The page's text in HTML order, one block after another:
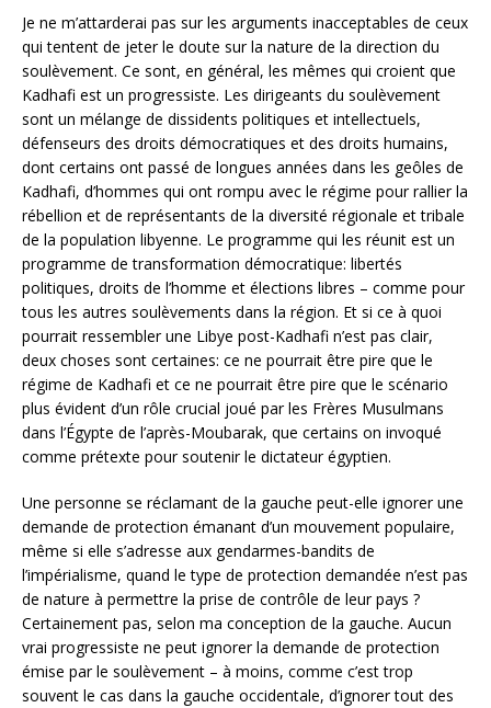
Je ne m’attarderai pas sur les arguments inacceptables de ceux
qui tentent de jeter le doute sur la nature de la direction du
soulèvement. Ce sont, en général, les mêmes qui croient que
Kadhafi est un progressiste. Les dirigeants du soulèvement
sont un mélange de dissidents politiques et intellectuels,
défenseurs des droits démocratiques et des droits humains,
dont certains ont passé de longues années dans les geôles de
Kadhafi, d’hommes qui ont rompu avec le régime pour rallier la
rébellion et de représentants de la diversité régionale et tribale
de la population libyenne. Le programme qui les réunit est un
programme de transformation démocratique: libertés
politiques, droits de l’homme et élections libres – comme pour
tous les autres soulèvements dans la région. Et si ce à quoi
pourrait ressembler une Libye post-Kadhafi n’est pas clair,
deux choses sont certaines: ce ne pourrait être pire que le
régime de Kadhafi et ce ne pourrait être pire que le scénario
plus évident d’un rôle crucial joué par les Frères Musulmans
dans l’Égypte de l’après-Moubarak, que certains on invoqué
comme prétexte pour soutenir le dictateur égyptien.
Une personne se réclamant de la gauche peut-elle ignorer une
demande de protection émanant d’un mouvement populaire,
même si elle s’adresse aux gendarmes-bandits de
l’impérialisme, quand le type de protection demandée n’est pas
de nature à permettre la prise de contrôle de leur pays ?
Certainement pas, selon ma conception de la gauche. Aucun
vrai progressiste ne peut ignorer la demande de protection
émise par le soulèvement – à moins, comme c’est trop
souvent le cas dans la gauche occidentale, d’ignorer tout des